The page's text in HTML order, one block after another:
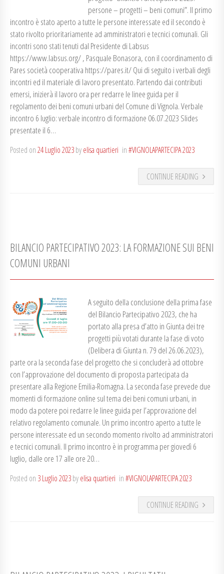
persone – progetti – beni comuni”. Il primo
incontro è stato aperto a tutte le persone interessate ed il secondo è
stato rivolto prioritariamente ad amministratori e tecnici comunali. Gli
incontri sono stati tenuti dal Presidente di Labsus
https://www.labsus.org/ , Pasquale Bonasora, con il coordinamento di
Pares società cooperativa https://pares.it/ Qui di seguito i verbali degli
incontri ed il materiale di lavoro presentato. Partendo dai contributi
emersi, inizierà il lavoro ora per redarre le linee guida per il
regolamento dei beni comuni urbani del Comune di Vignola. Verbale
incontro 6 luglio: verbale incontro di formazione 06.07.2023 Slides
presentate il 6…
Posted on24 Luglio 2023byelisa quartieri in#VIGNOLAPARTECIPA 2023
CONTINUE READING
BILANCIO PARTECIPATIVO 2023: LA FORMAZIONE SUI BENI
COMUNI URBANI
A seguito della conclusione della prima fase
del Bilancio Partecipativo 2023, che ha
portato alla presa d’atto in Giunta dei tre
progetti più votati durante la fase di voto
(Delibera di Giunta n. 79 del 26.06.2023),
parte ora la seconda fase del progetto che si concluderà ad ottobre
con l’approvazione del documento di proposta partecipata da
presentare alla Regione Emilia-Romagna. La seconda fase prevede due
momenti di formazione online sul tema dei beni comuni urbani, in
modo da potere poi redarre le linee guida per l’approvazione del
relativo regolamento comunale. Un primo incontro aperto a tutte le
persone interessate ed un secondo momento rivolto ad amministratori
e tecnici comunali. Il primo incontro è in programma per giovedì 6
luglio, dalle ore 17 alle ore 20…
Posted on 3 Luglio 2023byelisa quartieri in#VIGNOLAPARTECIPA 2023
CONTINUE READING